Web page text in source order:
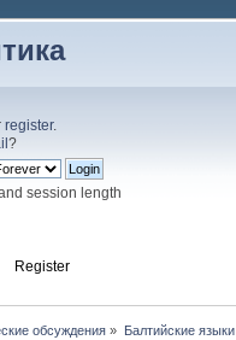
register.
?
session length
Register
обсуждения » Балтийские языки